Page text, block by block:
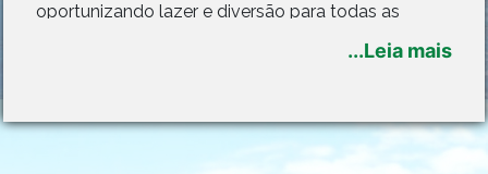
oportunizando lazer e diversão para todas as
idades. Aos sábados e domingos o local costuma
ser ocupado por um grande número de jovens.
...Leia mais